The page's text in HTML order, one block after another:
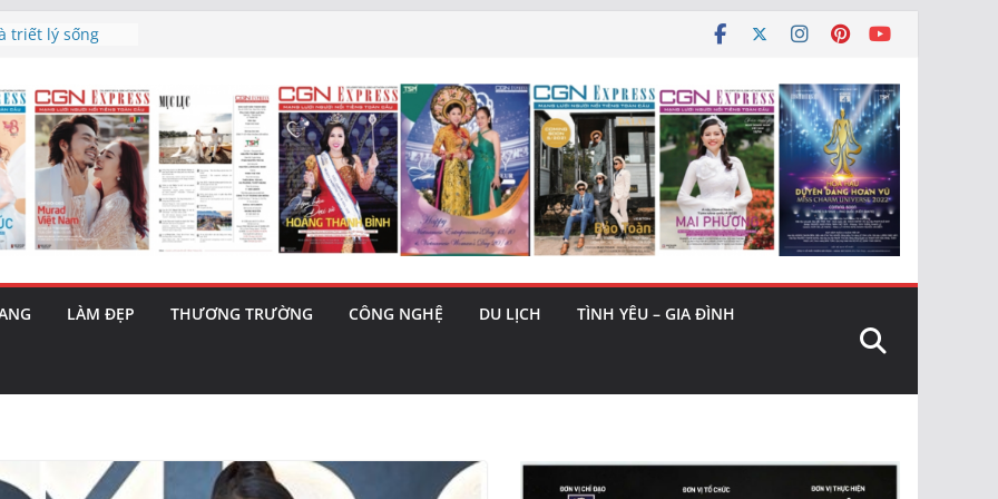
và nguy cơ trốn
mai”
phiên tăng
– 1 Cơ hội
cùng MTH
8): Bật tăng
LÀM ĐẸP THƯƠNG TRƯỜNG CÔNG NGHỆ DU LỊCH TÌNH YÊU – GIA ĐÌNH